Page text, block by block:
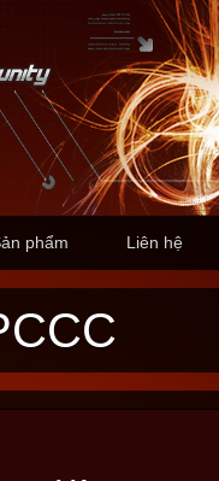
phẩm Liên hệ